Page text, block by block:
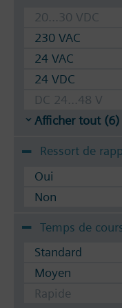
20...30 VDC
230 VAC
24 VAC
24 VDC
DC 24...48 V
Afficher tout (6)
Ressort de
Oui
Non
Temps de
Standard
Moyen
Rapide